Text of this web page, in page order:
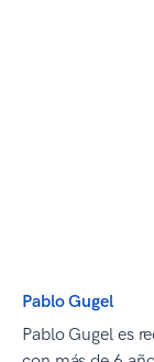
Pablo Gugel
Pablo Gugel es